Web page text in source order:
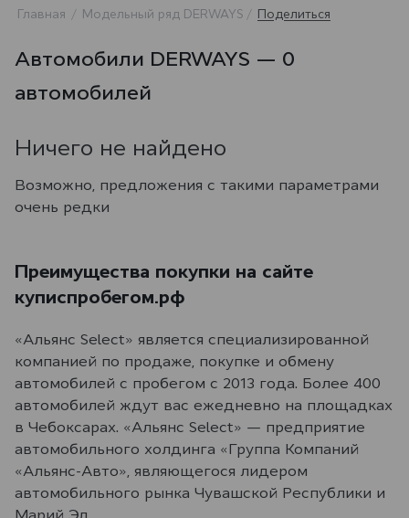
Главная Модельный ряд DERWAYS Поделиться
Автомобили DERWAYS — 0
автомобилей
Ничего не найдено
Возможно, предложения с такими параметрами
очень редки
Преимущества покупки на сайте
куписпробегом.рф
«Альянс Select» является специализированной
компанией по продаже, покупке и обмену
автомобилей с пробегом с 2013 года. Более 400
автомобилей ждут вас ежедневно на площадках
в Чебоксарах. «Альянс Select» — предприятие
автомобильного холдинга «Группа Компаний
«Альянс-Авто», являющегося лидером
автомобильного рынка Чувашской Республики и
Марий Эл.